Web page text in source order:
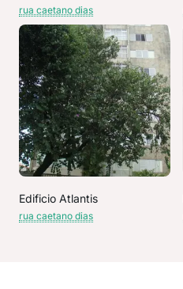
rua caetano dias
Edificio Atlantis
rua caetano dias